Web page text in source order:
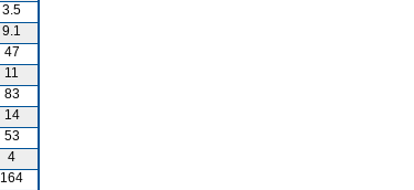
3.5
9.1
47
11
83
14
53
4
164